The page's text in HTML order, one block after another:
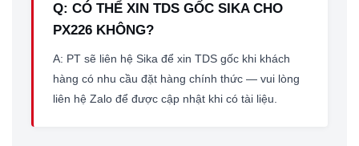
Q: CÓ THỂ XIN TDS GỐC SIKA CHO
PX226 KHÔNG?
A: PT sẽ liên hệ Sika để xin TDS gốc khi khách
hàng có nhu cầu đặt hàng chính thức — vui lòng
liên hệ Zalo để được cập nhật khi có tài liệu.